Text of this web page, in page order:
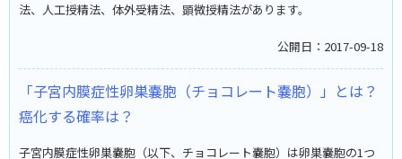
法、人工授精法、体外受精法、顕微授精法があります。
公開日：2017-09-18
「子宮内膜症性卵巣嚢胞（チョコレート嚢胞）」とは？
癌化する確率は？
子宮内膜症性卵巣嚢胞（以下、チョコレート嚢胞）は卵巣嚢胞の1つ